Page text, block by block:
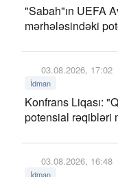
"Sabah"ın UEFA
mərhələsindəki
03.08.2026, 17:02
İdman
Konfrans Liqası:
potensial rəqibləri
03.08.2026, 16:48
İdman